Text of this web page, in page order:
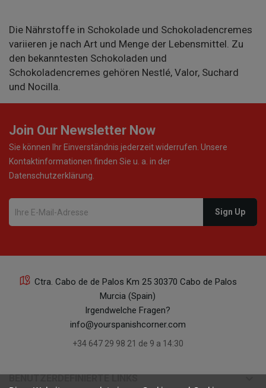
Die Nährstoffe in Schokolade und Schokoladencremes
variieren je nach Art und Menge der Lebensmittel. Zu
den bekanntesten Schokoladen und
Schokoladencremes gehören Nestlé, Valor, Suchard
und Nocilla.
Join Our Newsletter Now
Sie können Ihr Einverständnis jederzeit widerrufen. Unsere
Kontaktinformationen finden Sie u. a. in der
Datenschutzerklärung.
Ctra. Cabo de de Palos Km 25 30370 Cabo de Palos
Murcia (Spain)
Irgendwelche Fragen?
info@yourspanishcorner.com
+34 647 29 98 21 de 9 a 14:30
BENUTZERDEFINIERTE LINKS keyboard_arrow_down